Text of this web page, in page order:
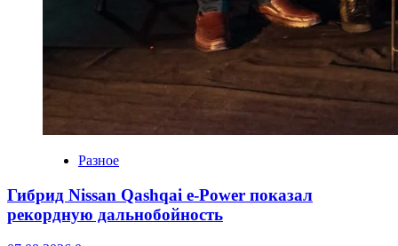
Разное
Гибрид Nissan Qashqai e-Power показал
рекордную дальнобойность